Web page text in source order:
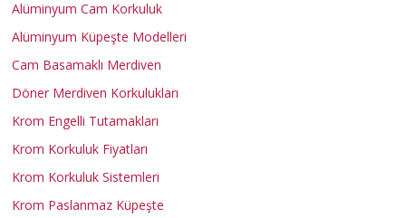
r
k
u
Alüminyum Cam Korkuluk
Alüminyum Küpeşte Modelleri
Cam Basamaklı Merdiven
Döner Merdiven Korkulukları
Krom Engelli Tutamakları
Krom Korkuluk Fiyatları
Krom Korkuluk Sistemleri
Krom Paslanmaz Küpeşte